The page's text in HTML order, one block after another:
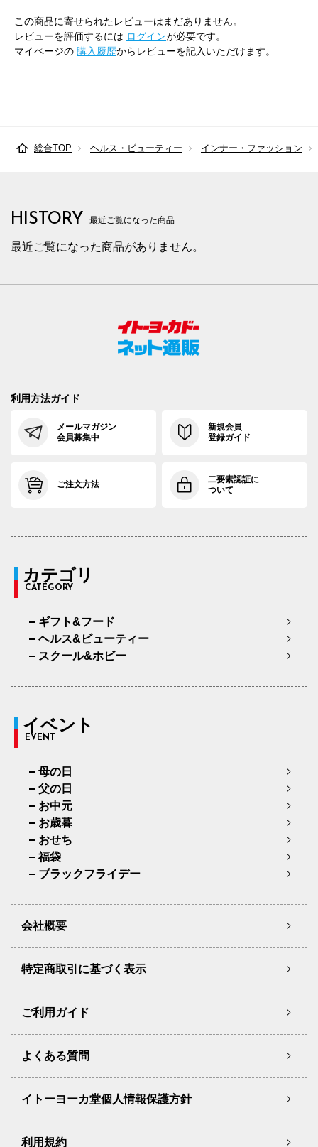
この商品に寄せられたレビューはまだありません。
レビューを評価するには ログインが必要です。
マイページの 購入履歴からレビューを記入いただけます。
総合TOP ヘルス・ビューティー インナー・ファッション
HISTORY 最近ご覧になった商品
最近ご覧になった商品がありません。
利用方法ガイド
メールマガジン
会員募集中
新規会員
登録ガイド
ご注文方法
二要素認証に
ついて
カテゴリ
CATEGORY
ギフト&フード
ヘルス&ビューティー
スクール&ホビー
イベント
EVENT
母の日
父の日
お中元
お歳暮
おせち
福袋
ブラックフライデー
会社概要
特定商取引に基づく表示
ご利用ガイド
よくある質問
イトーヨーカ堂個人情報保護方針
利用規約